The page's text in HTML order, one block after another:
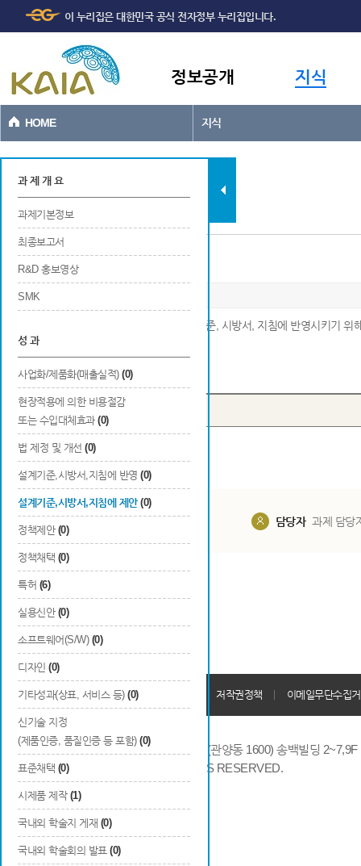
본문바로가기
이 누리집은 대한민국 공식 전자정부 누리집입니다.
정보공개 지식
HOME 지식
과제현황
과 제 개 요
과제기본정보
최종보고서
R&D 홍보영상
SMK
성 과
사업화/제품화(매출실적) (0)
현장적용에 의한 비용절감
또는 수입대체효과 (0)
법 제정 및 개선 (0)
설계기준,시방서,지침에 반영 (0)
설계기준,시방서,지침에 제안 (0)
정책제안 (0)
정책채택 (0)
특허 (6)
실용신안 (0)
소프트웨어(S/W) (0)
디자인 (0)
기타성과(상표, 서비스 등) (0)
신기술 지정
(제품인증, 품질인증 등 포함) (0)
표준채택 (0)
시제품 제작 (1)
국내외 학술지 게재 (0)
국내외 학술회의 발표 (0)
설계기준, 시방서, 지침에 제안
※ 연구개발 결과가 공공적인 목적으로 설계기준, 시방서, 지침에 반영시키기 위
Total0건
번호 종류
담당자 과제 담당
개인정보처리방침 회원가입약관 저작권정책 이메일무단수집
14066 경기도 안양시 동안구 시민대로 286 (관양동 1600) 송백빌딩
COPYRIGHTS © 2014 KAIA, ALL RIGHTS RESERVED.